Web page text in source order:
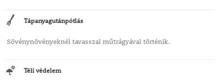
Tápanyagutánpótlás
Sövénynövényeknél tavasszal műtrágyával történik.
Téli védelem